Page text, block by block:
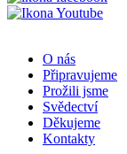
O nás
Připravujeme
Prožili jsme
Svědectví
Děkujeme
Kontakty